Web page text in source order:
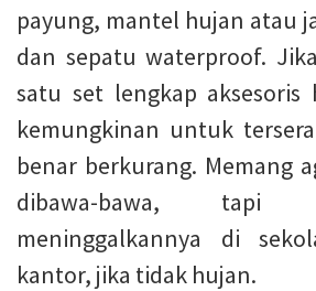
payung, mantel hujan atau
dan sepatu waterproof.
satu set lengkap aksesoris
kemungkinan untuk
benar berkurang. Memang
dibawa-bawa, tapi
meninggalkannya di
kantor, jika tidak hujan.